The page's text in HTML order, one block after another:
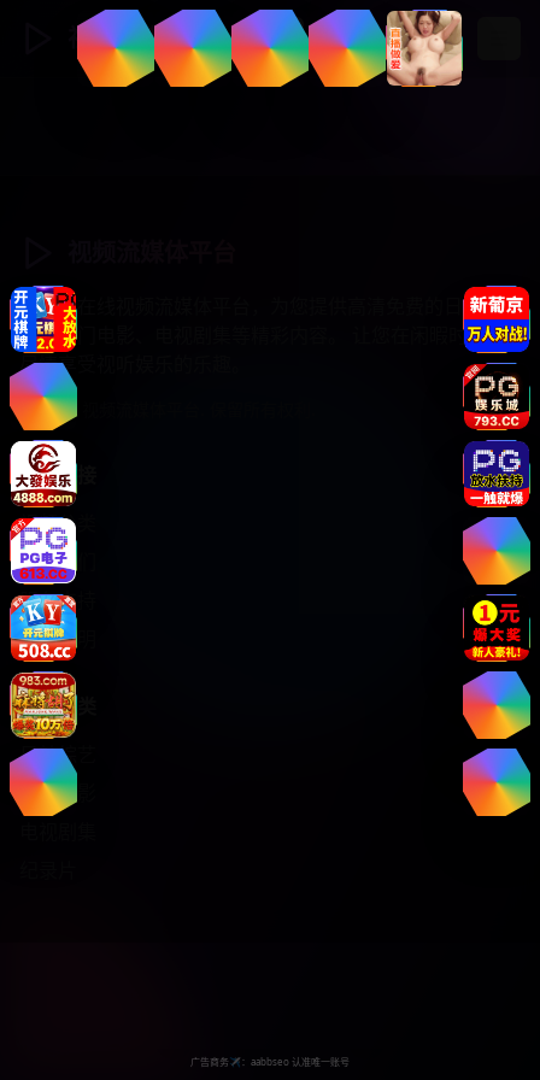
视频流媒体 登录 注册
专业的在线视频流媒体平台，为您提供高清免费的日韩综
艺、热门电影、电视剧集等精彩内容。 让您在闲暇时光中
尽情享受视听娱乐的乐趣。
© 2025 视频流媒体平台. 保留所有权利.
快速链接
视频分类
关于我们
服务支持
版权声明
热门分类
日韩综艺
热门电影